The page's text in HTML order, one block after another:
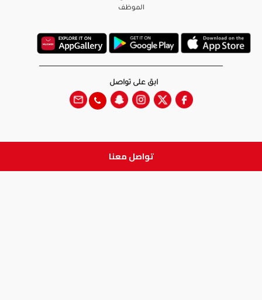
تواصل معنا
الموظف
ابق على تواصل